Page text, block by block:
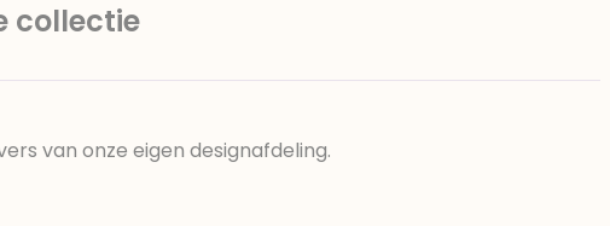
collectie
van onze eigen designafdeling.